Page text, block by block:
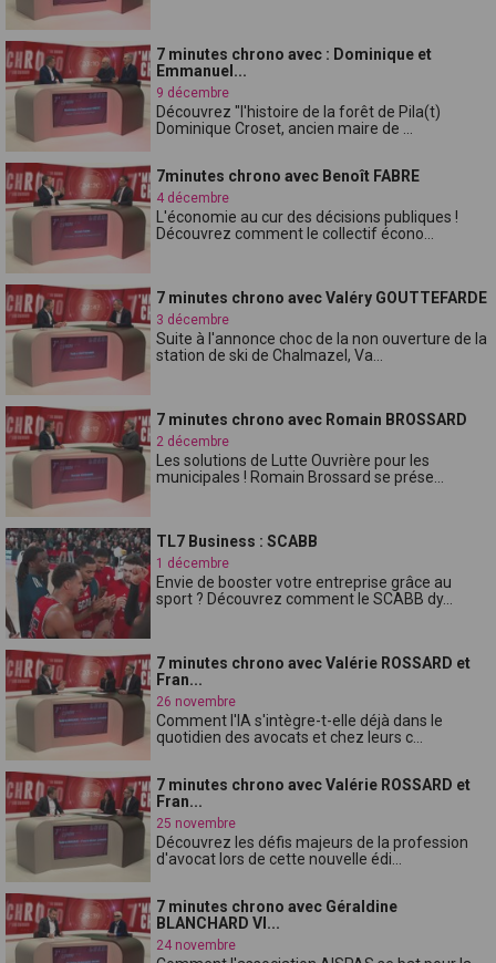
7 minutes chrono avec : Dominique et
Emmanuel...
9 décembre
Découvrez "l'histoire de la forêt de Pila(t)
Dominique Croset, ancien maire de ...
7minutes chrono avec Benoît FABRE
4 décembre
L'économie au cur des décisions publiques !
Découvrez comment le collectif écono...
7 minutes chrono avec Valéry GOUTTEFARDE
3 décembre
Suite à l'annonce choc de la non ouverture de la
station de ski de Chalmazel, Va...
7 minutes chrono avec Romain BROSSARD
2 décembre
Les solutions de Lutte Ouvrière pour les
municipales ! Romain Brossard se prése...
TL7 Business : SCABB
1 décembre
Envie de booster votre entreprise grâce au
sport ? Découvrez comment le SCABB dy...
7 minutes chrono avec Valérie ROSSARD et
Fran...
26 novembre
Comment l'IA s'intègre-t-elle déjà dans le
quotidien des avocats et chez leurs c...
7 minutes chrono avec Valérie ROSSARD et
Fran...
25 novembre
Découvrez les défis majeurs de la profession
d'avocat lors de cette nouvelle édi...
7 minutes chrono avec Géraldine
BLANCHARD VI...
24 novembre